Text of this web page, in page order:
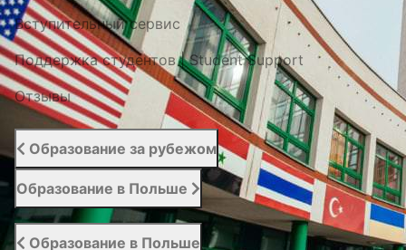
Вступительный сервис
Поддержка студентов | Student Support
Отзывы
Образование за рубежом
Образование в Польше
Образование в Польше